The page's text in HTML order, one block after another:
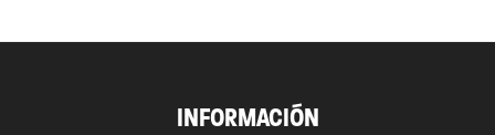
INFORMACIÓN